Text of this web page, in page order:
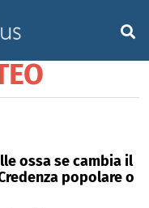
ossa se cambia il
popolare o